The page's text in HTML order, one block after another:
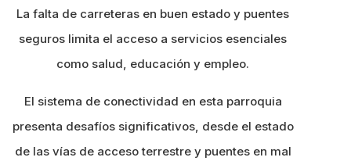
La falta de carreteras en buen estado y puentes
seguros limita el acceso a servicios esenciales
como salud, educación y empleo.
El sistema de conectividad en esta parroquia
presenta desafíos significativos, desde el estado
de las vías de acceso terrestre y puentes en mal